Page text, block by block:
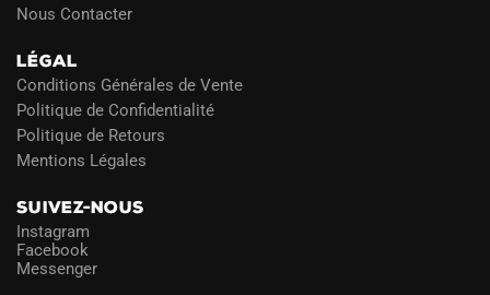
Nous Contacter
LÉGAL
Conditions Générales de Vente
Politique de Confidentialité
Politique de Retours
Mentions Légales
SUIVEZ-NOUS
Instagram
Facebook
Messenger